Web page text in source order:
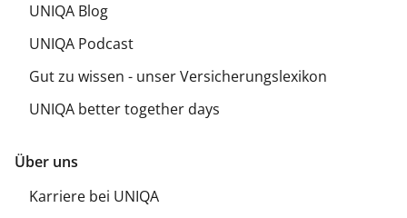
UNIQA Blog
UNIQA Podcast
Gut zu wissen - unser Versicherungslexikon
UNIQA better together days
Über uns
Karriere bei UNIQA